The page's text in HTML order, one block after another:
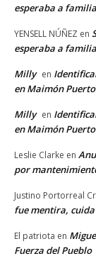
esperaba a
YENSELL NÚÑEZ en
esperaba a
Milly en
en Maimón
Milly en
en Maimón
Leslie Clarke en
por
Justino Portorreal
fue mentira,
El patriota en
Fuerza del Pueblo